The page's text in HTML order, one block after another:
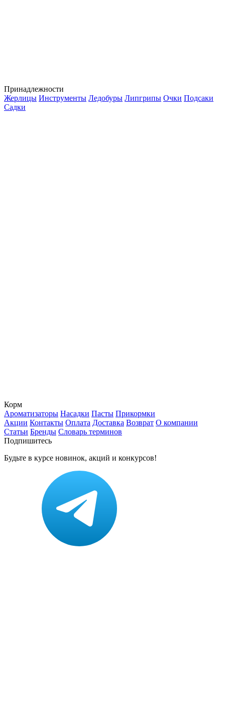
Принадлежности
Жерлицы Инструменты Ледобуры Липгрипы Очки Подсаки
Садки
Корм
Ароматизаторы Насадки Пасты Прикормки
Акции Контакты Оплата Доставка Возврат О компании
Статьи Бренды Словарь терминов
Подпишитесь
Будьте в курсе новинок, акций и конкурсов!